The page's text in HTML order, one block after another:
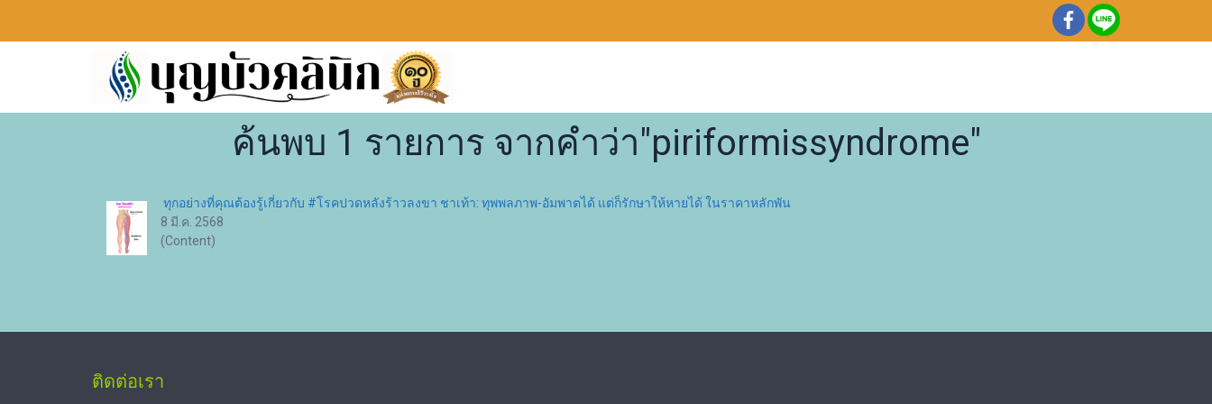
ค้นพบ 1 รายการ จากคำว่า"piriformissyndrome"
ทุกอย่างที่คุณต้องรู้เกี่ยวกับ #โรคปวดหลังร้าวลงขา ชาเท้า: ทุพพลภาพ-อัมพาตได้ แต่ก็รักษาให้หายได้ ในราคาหลักพัน
8 มี.ค. 2568
(Content)
ติดต่อเรา